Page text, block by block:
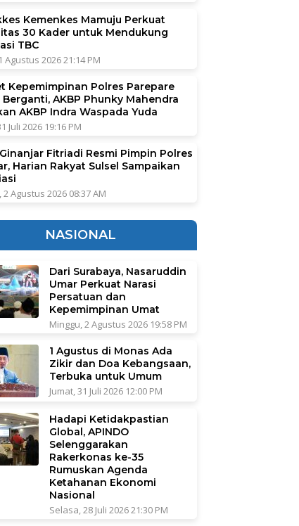
Kemenkes Mamuju Perkuat
30 Kader untuk Mendukung
TBC
Agustus 2026 21:14 PM
Kepemimpinan Polres Parepare
Berganti, AKBP Phunky Mahendra
AKBP Indra Waspada Yuda
Juli 2026 19:16 PM
Fitriadi Resmi Pimpin Polres
Harian Rakyat Sulsel Sampaikan
2 Agustus 2026 08:37 AM
NASIONAL
Dari Surabaya, Nasaruddin
Umar Perkuat Narasi
Persatuan dan
Kepemimpinan Umat
Minggu, 2 Agustus 2026 19:58 PM
1 Agustus di Monas Ada
Zikir dan Doa Kebangsaan,
Terbuka untuk Umum
Jumat, 31 Juli 2026 12:00 PM
Hadapi Ketidakpastian
Global, APINDO
Selenggarakan
Rakerkonas ke-35
Rumuskan Agenda
Ketahanan Ekonomi
Nasional
Selasa, 28 Juli 2026 21:30 PM